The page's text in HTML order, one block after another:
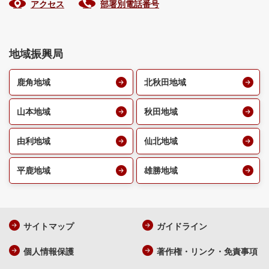
アクセス 部署別電話番号
地域振興局
鹿角地域 北秋田地域
山本地域 秋田地域
由利地域 仙北地域
平鹿地域 雄勝地域
サイトマップ ガイドライン
個人情報保護 著作権・リンク・免責事項